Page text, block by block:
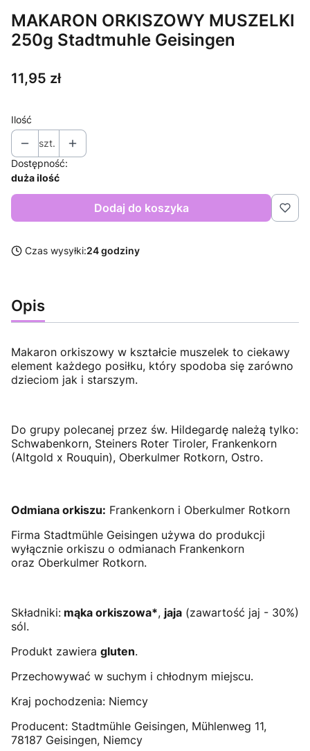
MAKARON ORKISZOWY MUSZELKI
250g Stadtmuhle Geisingen
Cena
11,95 zł
Ilość
szt.
Dostępność:
duża ilość
Dodaj do koszyka
Czas wysyłki:24 godziny
Opis
Makaron orkiszowy w kształcie muszelek to ciekawy
element każdego posiłku, który spodoba się zarówno
dzieciom jak i starszym.
Do grupy polecanej przez św. Hildegardę należą tylko:
Schwabenkorn, Steiners Roter Tiroler, Frankenkorn
(Altgold x Rouquin), Oberkulmer Rotkorn, Ostro.
Odmiana orkiszu: Frankenkorn i Oberkulmer Rotkorn
Firma Stadtmühle Geisingen używa do produkcji
wyłącznie orkiszu o odmianach Frankenkorn
oraz Oberkulmer Rotkorn.
Składniki: mąka orkiszowa*, jaja (zawartość jaj - 30%)
sól.
Produkt zawiera gluten.
Przechowywać w suchym i chłodnym miejscu.
Kraj pochodzenia: Niemcy
Producent: Stadtmühle Geisingen, Mühlenweg 11,
78187 Geisingen, Niemcy